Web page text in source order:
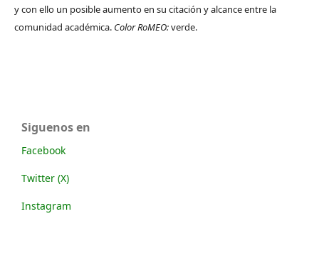
y con ello un posible aumento en su citación y alcance entre la
comunidad académica. Color RoMEO:verde.
Siguenos en
Facebook
Twitter (X)
Instagram